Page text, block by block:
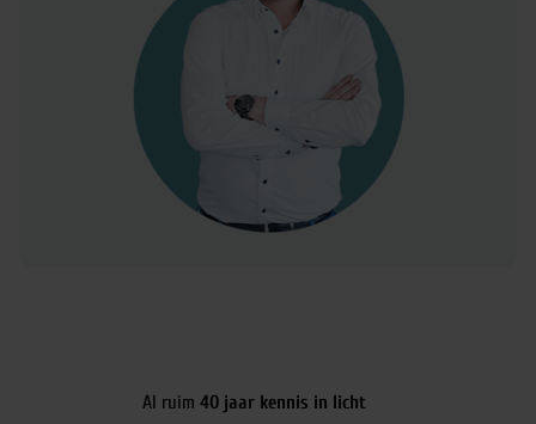
Al ruim 40 jaar kennis in licht